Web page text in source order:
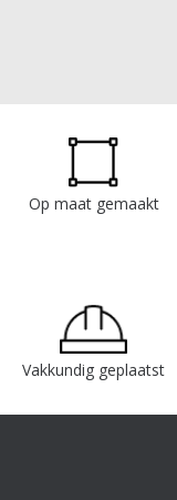
Op maat gemaakt
Vakkundig geplaatst